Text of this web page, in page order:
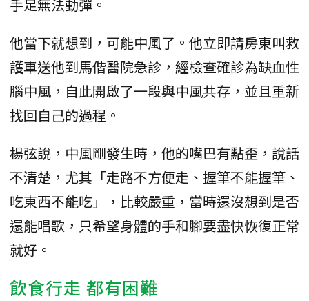
手足無法動彈。
他當下就想到，可能中風了。他立即請房東叫救
護車送他到馬偕醫院急診，經檢查確診為缺血性
腦中風，自此開啟了一段與中風共存，並且重新
找回自己的過程。
楊弦說，中風剛發生時，他的嘴巴有點歪，說話
不清楚，尤其「走路不方便走、握筆不能握筆、
吃東西不能吃」，比較嚴重，當時還沒想到是否
還能唱歌，只希望身體的手和腳要盡快恢復正常
就好。
飲食行走 都有困難